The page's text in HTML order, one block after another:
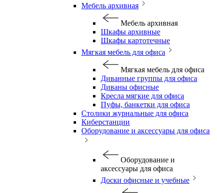
Мебель архивная
Мебель архивная
Шкафы архивные
Шкафы картотечные
Мягкая мебель для офиса
Мягкая мебель для офиса
Диванные группы для офиса
Диваны офисные
Кресла мягкие для офиса
Пуфы, банкетки для офиса
Столики журнальные для офиса
Киберстанции
Оборудование и аксессуары для офиса
Оборудование и
аксессуары для офиса
Доски офисные и учебные